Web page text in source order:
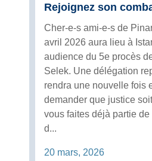
Rejoignez son
Cher-e-s ami-e-s de
avril 2026 aura lieu à
audience du 5e procès
Selek. Une délégation
rendra une nouvelle fois
demander que justice
vous faites déjà partie
d...
20 mars, 2026